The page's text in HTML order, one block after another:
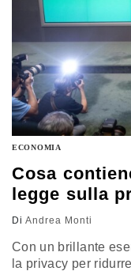
ECONOMIA
Cosa
legge sulla
Di Andrea Monti
Con un brillante
la privacy per